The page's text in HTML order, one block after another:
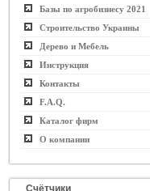
Базы по агробизнесу 2021
Строительство Украины
Дерево и Мебель
Инструкция
Контакты
F.A.Q.
Каталог фирм
О компании
Счётчики